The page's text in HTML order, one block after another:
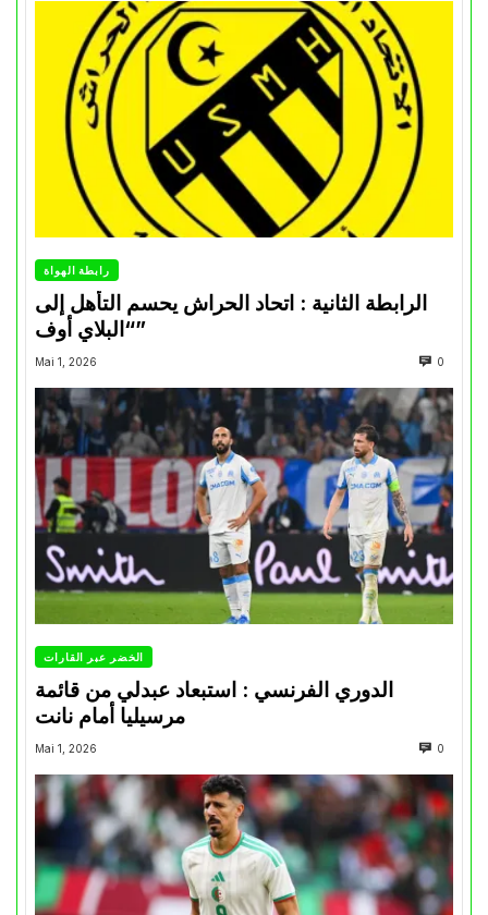
رابطة الهواة
الرابطة الثانية : اتحاد الحراش يحسم التأهل إلى
“البلاي أوف”
Mai 1, 2026 0
الخضر عبر القارات
الدوري الفرنسي : استبعاد عبدلي من قائمة
مرسيليا أمام نانت
Mai 1, 2026 0